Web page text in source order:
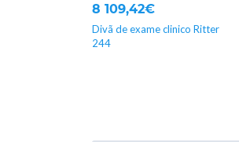
8 109,42€
Divã de exame clinico Ritter
244